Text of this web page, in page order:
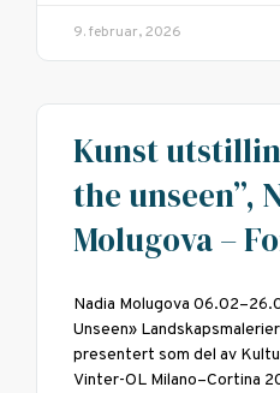
9. februar, 2026
Kunst
the unseen”,
Molugova –
Nadia Molugova
Unseen»
presentert som del av
Vinter-OL Milano–Cortina